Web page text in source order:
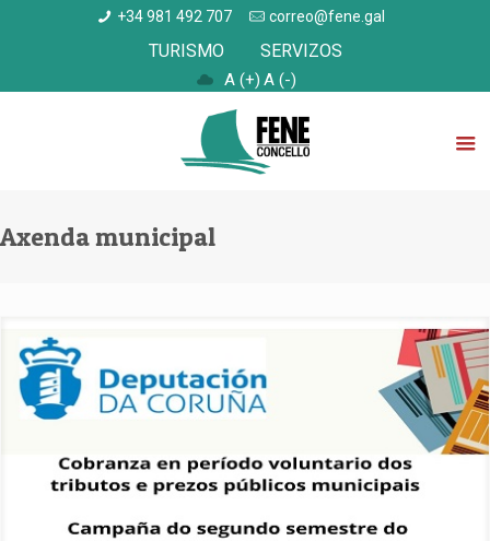
+34 981 492 707 correo@fene.gal
TURISMO SERVIZOS
A (+) A (-)
Axenda municipal